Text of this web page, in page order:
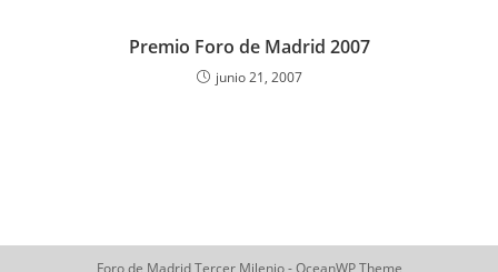
Premio Foro de Madrid 2007
junio 21, 2007
Foro de Madrid Tercer Milenio - OceanWP Theme